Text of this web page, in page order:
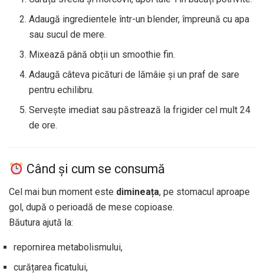
Adaugă ingredientele într-un blender, împreună cu apa
sau sucul de mere.
Mixează până obții un smoothie fin.
Adaugă câteva picături de lămâie și un praf de sare
pentru echilibru.
Servește imediat sau păstrează la frigider cel mult 24
de ore.
Când și cum se consumă
Cel mai bun moment este dimineața, pe stomacul aproape
gol, după o perioadă de mese copioase.
Băutura ajută la:
repornirea metabolismului,
curățarea ficatului,